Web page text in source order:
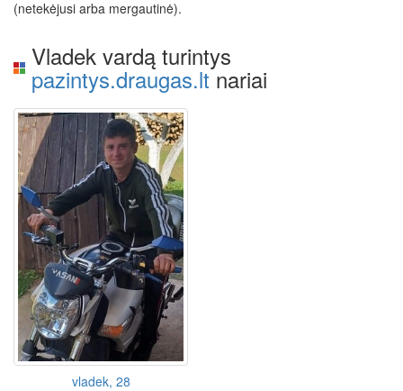
(netekėjusi arba mergautinė).
Vladek vardą turintys
pazintys.draugas.ltnariai
vladek, 28